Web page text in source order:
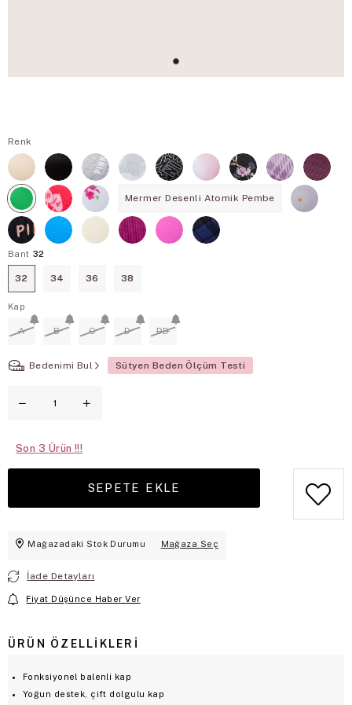
Renk
Mermer Desenli Atomik Pembe
Bant 32
32 34 36 38
Kap
A B C D DD
Bedenimi Bul Sütyen Beden Ölçüm Testi
Son 3
Mağazadaki Stok Durumu Mağaza Seç
İade Detayları
Fiyat Düşünce Haber Ver
ÜRÜN ÖZELLIKLERI
Fonksiyonel balenli kap
Yoğun destek, çift dolgulu kap